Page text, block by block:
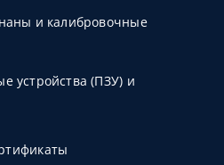
и калибровочные
устройства (ПЗУ) и